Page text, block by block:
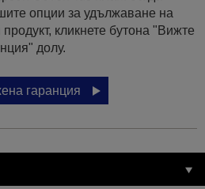
опции за удължаване на
кликнете бутона "Вижте
долу.
гаранция